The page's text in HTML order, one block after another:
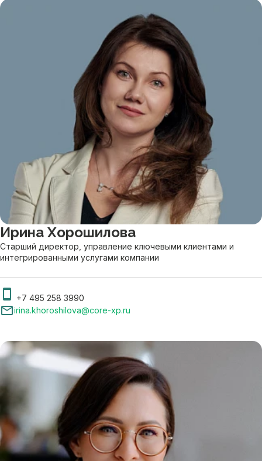
Ирина Хорошилова
Старший директор, управление ключевыми клиентами и
интегрированными услугами компании
+7 495 258 3990
irina.khoroshilova@core-xp.ru